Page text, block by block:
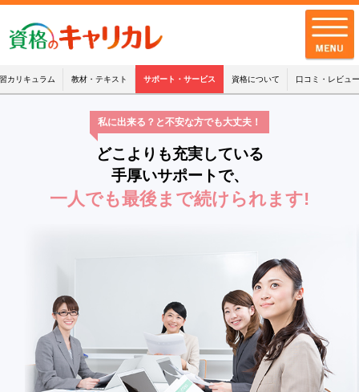
全講座一覧
キャリカレの品質
お客様の声
お問い合わせ
配送・支払・返品について
カリキュラム 教材・テキスト サポート・サービス 資格について 口コミ・レビュー
私に出来る？と不安な方でも大丈夫！
どこよりも充実している
手厚いサポートで、
一人でも最後まで続けられます!